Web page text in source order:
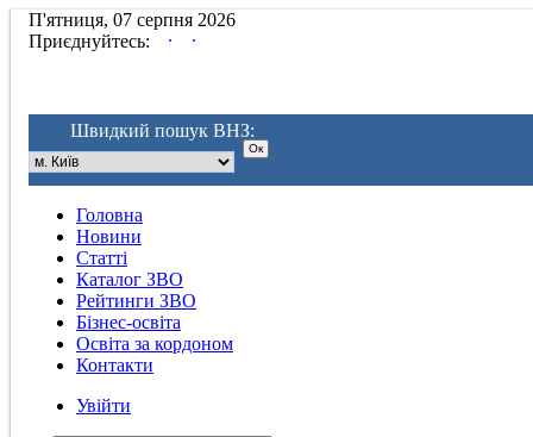
П'ятниця, 07 серпня 2026
Приєднуйтесь:
. .
Швидкий пошук ВНЗ:
Головна
Новини
Статті
Каталог ЗВО
Рейтинги ЗВО
Бізнес-освіта
Освіта за кордоном
Контакти
Увійти